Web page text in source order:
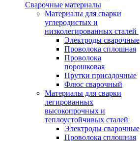
Сварочные материалы
Материалы для сварки
углеродистых и
низколегированных сталей
Электроды сварочные
Проволока сплошная
Проволока
порошковая
Прутки присадочные
Флюс сварочный
Материалы для сварки
легированных
высокопрочных и
теплоустойчивых сталей
Электроды сварочные
Проволока сплошная